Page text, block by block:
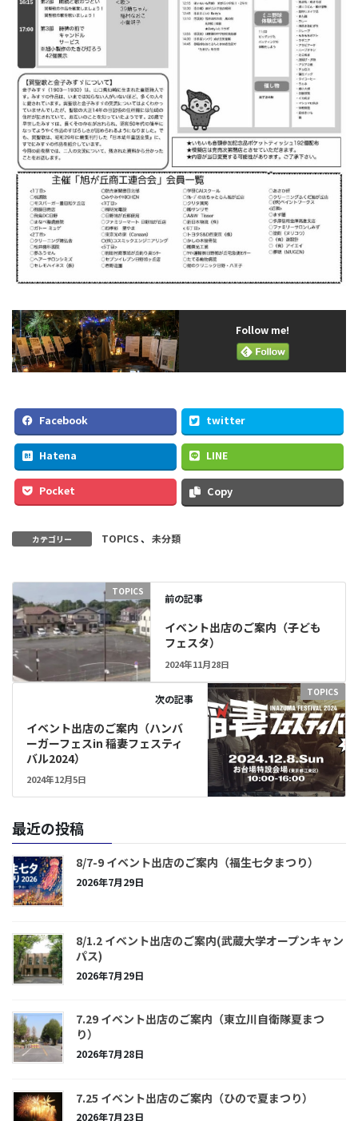
Follow me!
Facebook twitter
Hatena LINE
Pocket Copy
カテゴリー TOPICS、 未分類
TOPICS
前の記事
イベント出店のご案内（子ども
フェスタ）
2024年11月28日
TOPICS
次の記事
イベント出店のご案内（ハンバ
ーガーフェスin 稲妻フェスティ
バル2024）
2024年12月5日
最近の投稿
8/7-9 イベント出店のご案内（福生七夕まつり）
2026年7月29日
8/1.2 イベント出店のご案内(武蔵大学オープンキャン
パス)
2026年7月29日
7.29 イベント出店のご案内（東立川自衛隊夏まつ
り）
2026年7月28日
7.25 イベント出店のご案内（ひので夏まつり）
2026年7月23日